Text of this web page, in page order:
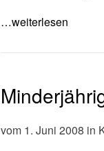
…weiterlesen
vom 1. Juni 2008 in